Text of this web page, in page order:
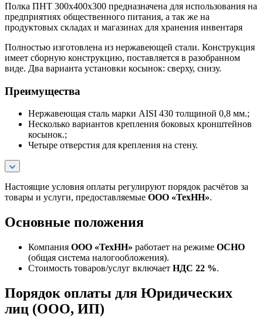
Полка ПНТ 300х400х300 предназначена для использования на
предприятиях общественного питания, а так же на
продуктовых складах и магазинах для хранения инвентаря
Полностью изготовлена из нержавеющей стали. Конструкция
имеет сборную конструкцию, поставляется в разобранном
виде. Два варианта установки косынок: сверху, снизу.
Преимущества
Нержавеющая сталь марки AISI 430 толщиной 0,8 мм.;
Несколько вариантов крепления боковых кронштейнов
косынок.;
Четыре отверстия для крепления на стену.
Настоящие условия оплаты регулируют порядок расчётов за
товары и услуги, предоставляемые ООО «ТехНН».
Основные положения
Компания ООО «ТехНН» работает на режиме ОСНО
(общая система налогообложения).
Стоимость товаров/услуг включает НДС 22 %.
Порядок оплаты для Юридических
лиц (ООО, ИП)